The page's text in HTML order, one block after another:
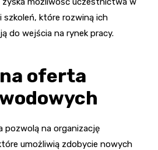
szkoleń, które rozwiną ich
do wejścia na rynek pracy.
oferta
pozwolą na organizację
umożliwią zdobycie nowych